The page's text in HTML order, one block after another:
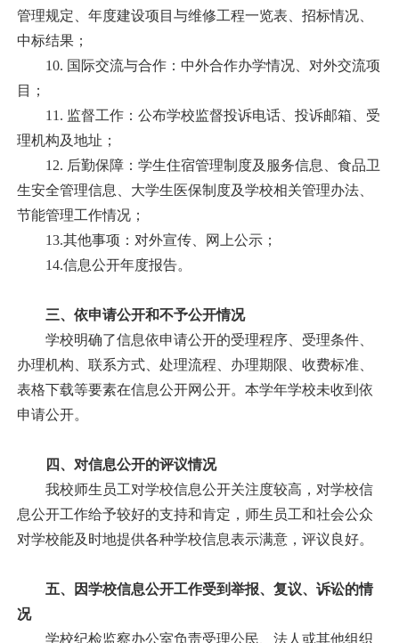
管理规定、年度建设项目与维修工程一览表、招标情况、
中标结果；
10. 国际交流与合作：中外合作办学情况、对外交流项
目；
11. 监督工作：公布学校监督投诉电话、投诉邮箱、受
理机构及地址；
12. 后勤保障：学生住宿管理制度及服务信息、食品卫
生安全管理信息、大学生医保制度及学校相关管理办法、
节能管理工作情况；
13.其他事项：对外宣传、网上公示；
14.信息公开年度报告。
三、依申请公开和不予公开情况
学校明确了信息依申请公开的受理程序、受理条件、
办理机构、联系方式、处理流程、办理期限、收费标准、
表格下载等要素在信息公开网公开。本学年学校未收到依
申请公开。
四、对信息公开的评议情况
我校师生员工对学校信息公开关注度较高，对学校信
息公开工作给予较好的支持和肯定，师生员工和社会公众
对学校能及时地提供各种学校信息表示满意，评议良好。
五、因学校信息公开工作受到举报、复议、诉讼的情
况
学校纪检监察办公室负责受理公民、法人或其他组织